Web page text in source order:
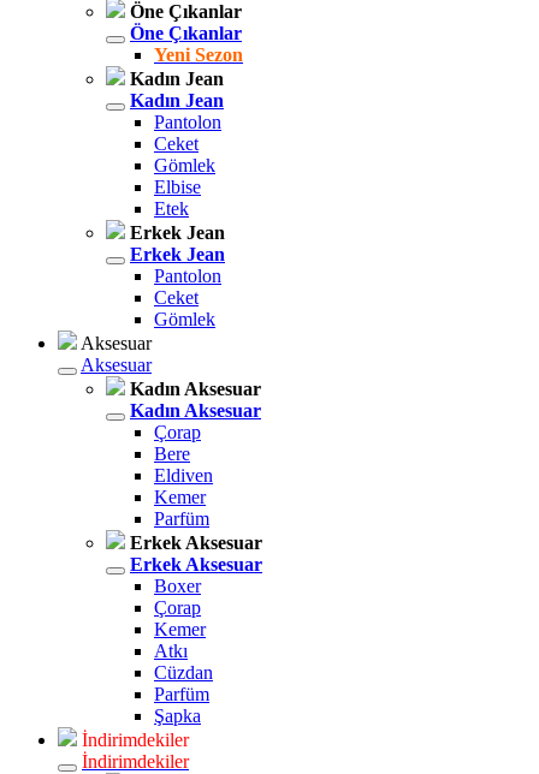
Öne Çıkanlar
Öne Çıkanlar
Yeni Sezon
Kadın Jean
Kadın Jean
Pantolon
Ceket
Gömlek
Elbise
Etek
Erkek Jean
Erkek Jean
Pantolon
Ceket
Gömlek
Aksesuar
Aksesuar
Kadın Aksesuar
Kadın Aksesuar
Çorap
Bere
Eldiven
Kemer
Parfüm
Erkek Aksesuar
Erkek Aksesuar
Boxer
Çorap
Kemer
Atkı
Cüzdan
Parfüm
Şapka
İndirimdekiler
İndirimdekiler